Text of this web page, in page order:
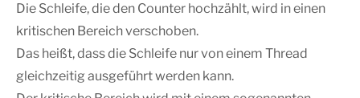
Die Schleife, die den Counter hochzählt, wird in einen
kritischen Bereich verschoben.
Das heißt, dass die Schleife nur von einem Thread
gleichzeitig ausgeführt werden kann.